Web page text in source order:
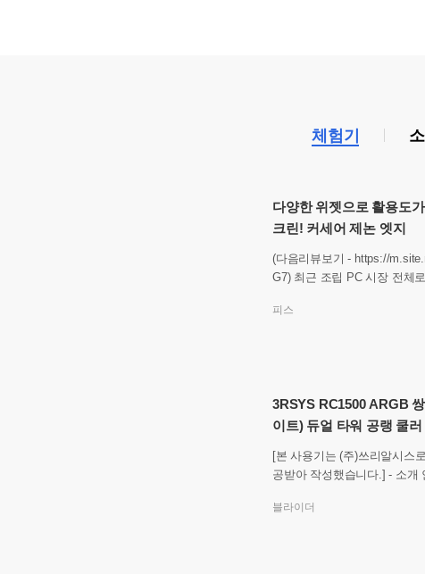
체험기
다양한 위젯으로 활용도
크린! 커세어 제논 엣지
(다음리뷰보기 - https://
G7) 최근 조립 PC 시장 전체
히 PC에서 디스플레이
피스
3RSYS RC1500 ARGB
이트) 듀얼 타워 공랭 쿨러
[본 사용기는 (주)쓰리알시스
공받아 작성했습니다.] - 소개 안녕하세요. 이
GB 쌍철봉 LITE
블라이더